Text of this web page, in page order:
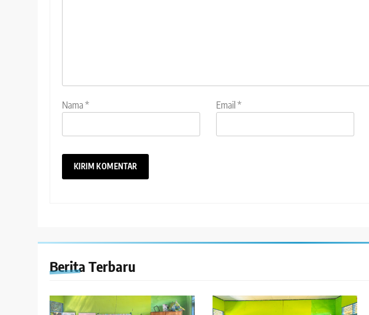
Nama* Email *
Berita Terbaru